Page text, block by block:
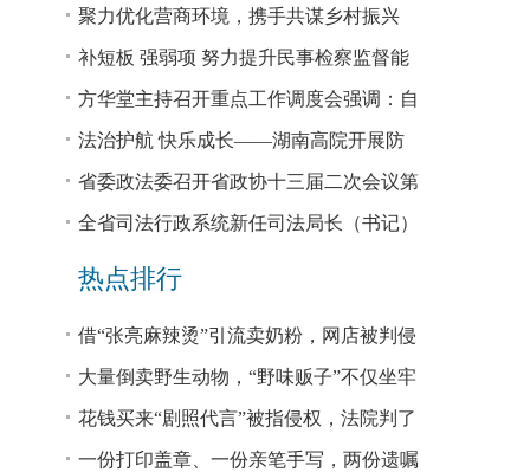
典型案例
察院、省妇联共同主办检察开放日活动
聚力优化营商环境，携手共谋乡村振兴
—— 省法院驻大坪村工作队、村“两委”干
部赴企参观学习调研
补短板 强弱项 努力提升民事检察监督能
力
方华堂主持召开重点工作调度会强调：自
我加压 砥砺奋进 推动工作更有成效 更加
出彩
法治护航 快乐成长——湖南高院开展防
欺凌、防性侵公益普法宣讲
省委政法委召开省政协十三届二次会议第
0327号提案办理座谈会
全省司法行政系统新任司法局长（书记）
培训班开班 方华堂作专题辅导
热点排行
借“张亮麻辣烫”引流卖奶粉，网店被判侵
权！
大量倒卖野生动物，“野味贩子”不仅坐牢
还得赔钱
花钱买来“剧照代言”被指侵权，法院判了
一份打印盖章、一份亲笔手写，两份遗嘱